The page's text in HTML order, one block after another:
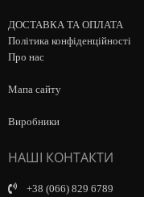
ДОСТАВКА ТА ОПЛАТА
Політика конфіденційності
Про нас
Мапа сайту
Виробники
НАШІ КОНТАКТИ
+38 (066) 829 6789